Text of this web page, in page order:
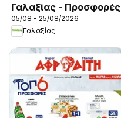
Γαλαξίας - Προσφορές
05/08 - 25/08/2026
Γαλαξίας